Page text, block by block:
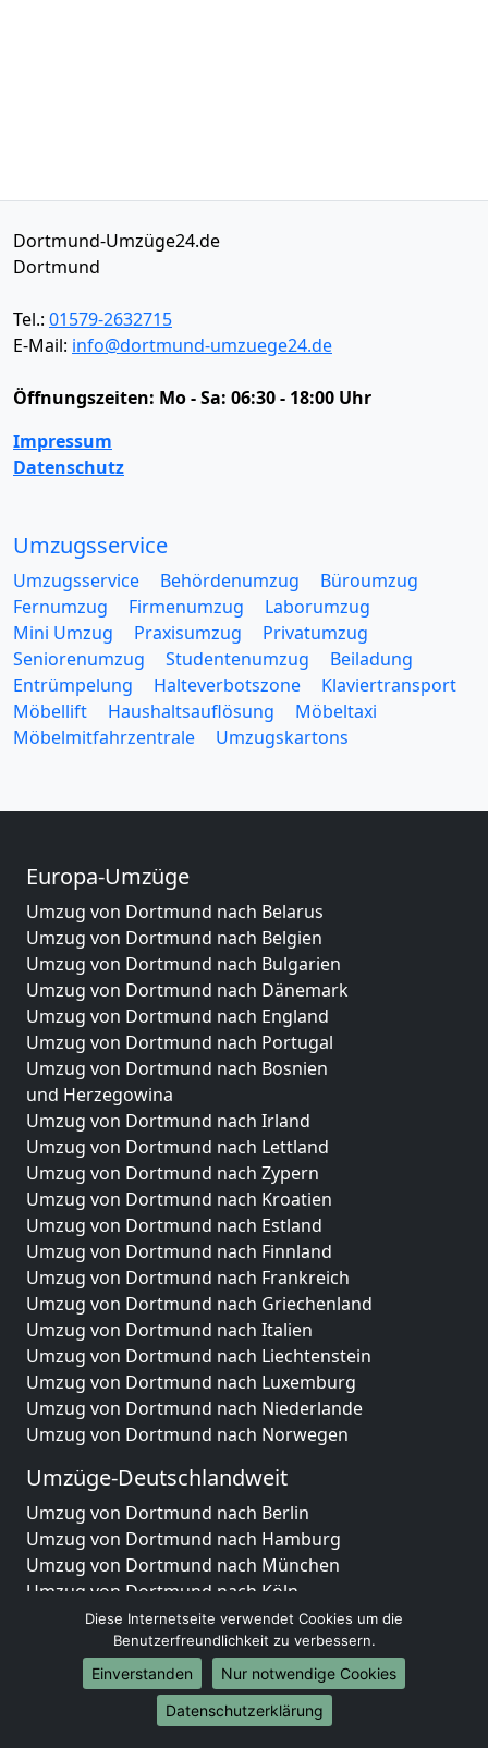
Dortmund-Umzüge24.de
Dortmund
Tel.: 01579-2632715
E-Mail: info@dortmund-umzuege24.de
Öffnungszeiten: Mo - Sa: 06:30 - 18:00 Uhr
Impressum
Datenschutz
Umzugsservice
Umzugsservice Behördenumzug
Büroumzug
Fernumzug
Firmenumzug
Laborumzug
Mini Umzug
Praxisumzug
Privatumzug
Seniorenumzug
Studentenumzug
Beiladung
Entrümpelung
Halteverbotszone
Klaviertransport
Möbellift
Haushaltsauflösung
Möbeltaxi
Möbelmitfahrzentrale
Umzugskartons
Europa-Umzüge
Umzug von Dortmund nach Belarus
Umzug von Dortmund nach Belgien
Umzug von Dortmund nach Bulgarien
Umzug von Dortmund nach Dänemark
Umzug von Dortmund nach England
Umzug von Dortmund nach Portugal
Umzug von Dortmund nach Bosnien
und Herzegowina
Umzug von Dortmund nach Irland
Umzug von Dortmund nach Lettland
Umzug von Dortmund nach Zypern
Umzug von Dortmund nach Kroatien
Umzug von Dortmund nach Estland
Umzug von Dortmund nach Finnland
Umzug von Dortmund nach Frankreich
Umzug von Dortmund nach Griechenland
Umzug von Dortmund nach Italien
Umzug von Dortmund nach Liechtenstein
Umzug von Dortmund nach Luxemburg
Umzug von Dortmund nach Niederlande
Umzug von Dortmund nach Norwegen
Umzüge-Deutschlandweit
Umzug von Dortmund nach Berlin
Umzug von Dortmund nach Hamburg
Umzug von Dortmund nach München
Umzug von Dortmund nach Köln
Umzug von Dortmund nach Frankfurt am Main
Umzug von Dortmund nach Stuttgart
Umzug von Dortmund nach Düsseldorf
Umzug von Dortmund nach Leipzig
Umzug von Dortmund nach Dortmund
Diese Internetseite verwendet Cookies um die
Benutzerfreundlichkeit zu verbessern.
Einverstanden
Nur notwendige Cookies
Datenschutzerklärung